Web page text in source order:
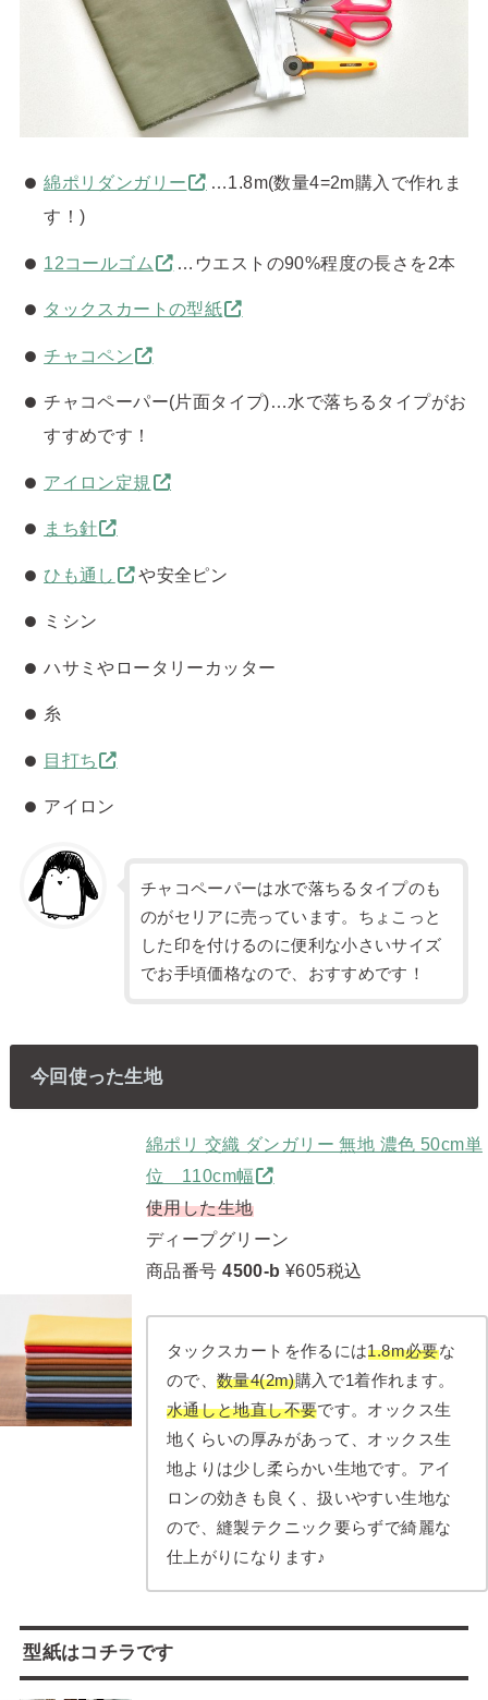
綿ポリダンガリー
…1.8m(数量4=2m購入で作れま
す！)
12コールゴム …ウエストの90%程度の長さを2本
タックスカートの型紙
チャコペン
チャコペーパー(片面タイプ)…水で落ちるタイプがお
すすめです！
アイロン定規
まち針
ひも通し や安全ピン
ミシン
ハサミやロータリーカッター
糸
目打ち
アイロン
チャコペーパーは水で落ちるタイプのも
のがセリアに売っています。ちょこっと
した印を付けるのに便利な小さいサイズ
でお手頃価格なので、おすすめです！
今回使った生地
綿ポリ 交織 ダンガリー 無地 濃色 50cm単
位 110cm幅
使用した生地
ディープグリーン
商品番号4500-b ¥605税込
タックスカートを作るには1.8m必要な
ので、数量4(2m)購入で1着作れます。
水通しと地直し不要です。オックス生
地くらいの厚みがあって、オックス生
地よりは少し柔らかい生地です。アイ
ロンの効きも良く、扱いやすい生地な
ので、縫製テクニック要らずで綺麗な
仕上がりになります♪
型紙はコチラです